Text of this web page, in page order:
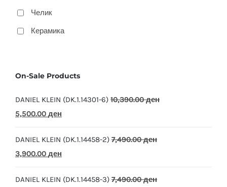
Челик
Керамика
On-Sale Products
DANIEL KLEIN (DK.1.14301-6) 10,390.00ден
Original
was:
10,390.00 ден.
5,500.00 ден
is:
5,500.00 ден.
DANIEL KLEIN (DK.1.14458-2) 7,490.00ден
Original
was:
3,900.00 ден
is:
DANIEL KLEIN (DK.1.14458-3) 7,490.00ден